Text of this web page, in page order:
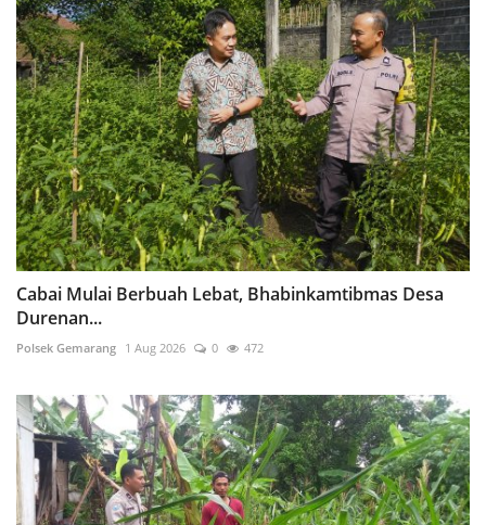
Cabai Mulai Berbuah Lebat, Bhabinkamtibmas Desa
Durenan...
Polsek Gemarang 1 Aug 2026 0 472